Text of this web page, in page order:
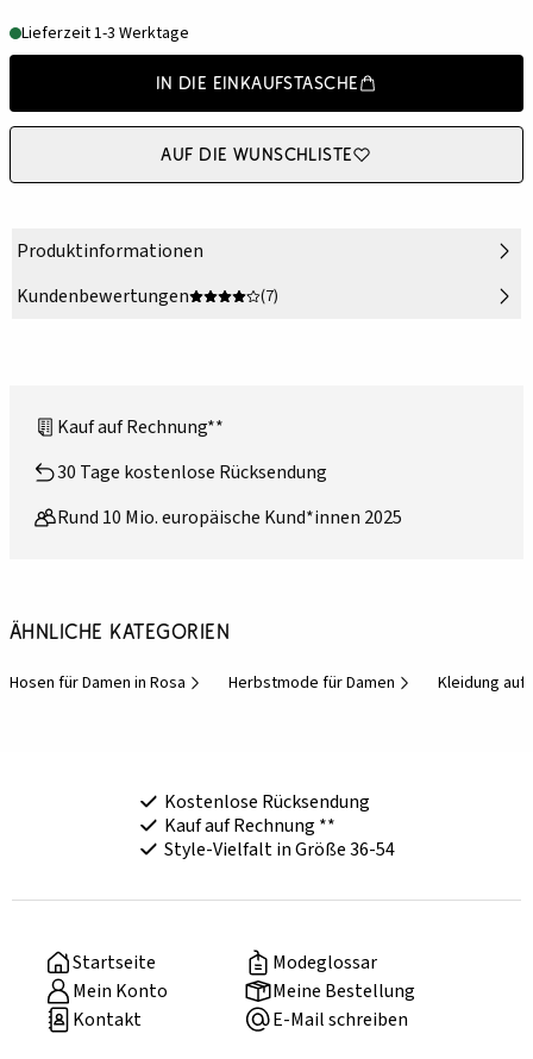
Lieferzeit 1-3 Werktage
In die Einkaufstasche
Auf die Wunschliste
Produktinformationen
Kundenbewertungen
(7)
Kauf auf Rechnung**
30 Tage kostenlose Rücksendung
Rund 10 Mio. europäische Kund*innen 2025
Ähnliche Kategorien
Hosen für Damen in Rosa Herbstmode für Damen Kleidung auf
Kostenlose Rücksendung
Kauf auf Rechnung **
Style-Vielfalt in Größe 36-54
Startseite
Modeglossar
Mein Konto
Meine Bestellung
Kontakt
E-Mail schreiben